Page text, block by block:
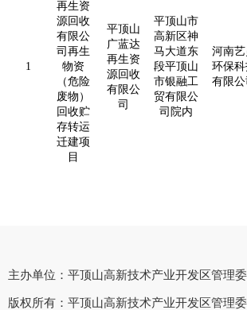
1
再生资
源回收
有限公
司再生
物资
（危险
废物）
回收贮
存转运
迁建项
目
平顶山
广蓝达
再生资
源回收
有限公
司
平顶山市
高新区神
马大道东
段平顶山
市银融工
贸有限公
司院内
河南艺
环保科
有限公
主办单位：平顶山高新技术产业开发区管理
版权所有：平顶山高新技术产业开发区管理